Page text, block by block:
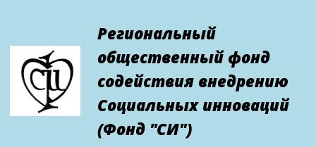
Региональный
общественный фонд
содействия внедрению
Cоциальных инноваций
(Фонд "СИ")